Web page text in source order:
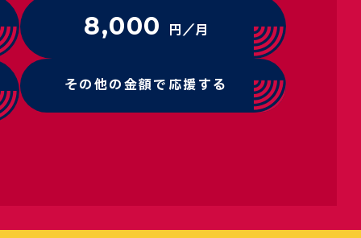
8,000 円／月
その他の金額で応援する